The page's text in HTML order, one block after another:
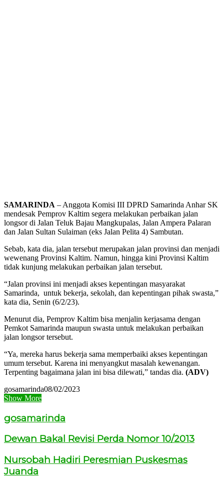
SAMARINDA – Anggota Komisi III DPRD Samarinda Anhar SK
mendesak Pemprov Kaltim segera melakukan perbaikan jalan
longsor di Jalan Teluk Bajau Mangkupalas, Jalan Ampera Palaran
dan Jalan Sultan Sulaiman (eks Jalan Pelita 4) Sambutan.
Sebab, kata dia, jalan tersebut merupakan jalan provinsi dan menjadi
wewenang Provinsi Kaltim. Namun, hingga kini Provinsi Kaltim
tidak kunjung melakukan perbaikan jalan tersebut.
“Jalan provinsi ini menjadi akses kepentingan masyarakat
Samarinda, untuk bekerja, sekolah, dan kepentingan pihak swasta,”
kata dia, Senin (6/2/23).
Menurut dia, Pemprov Kaltim bisa menjalin kerjasama dengan
Pemkot Samarinda maupun swasta untuk melakukan perbaikan
jalan longsor tersebut.
“Ya, mereka harus bekerja sama memperbaiki akses kepentingan
umum tersebut. Karena ini menyangkut masalah kewenangan.
Terpenting bagaimana jalan ini bisa dilewati,” tandas dia. (ADV)
gosamarinda08/02/2023
Show More
gosamarinda
Dewan Bakal Revisi Perda Nomor 10/2013
Nursobah Hadiri Peresmian Puskesmas
Juanda